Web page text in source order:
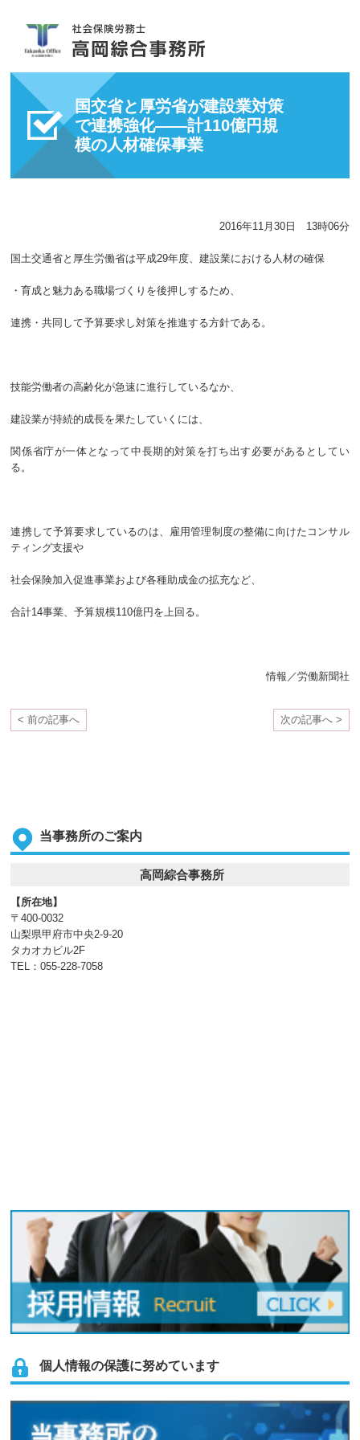
国交省と厚労省が建設業対策
で連携強化――計110億円規
模の人材確保事業
2016年11月30日 13時06分
国土交通省と厚生労働省は平成29年度、建設業における人材の確保
・育成と魅力ある職場づくりを後押しするため、
連携・共同して予算要求し対策を推進する方針である。
技能労働者の高齢化が急速に進行しているなか、
建設業が持続的成長を果たしていくには、
関係省庁が一体となって中長期的対策を打ち出す必要があるとしてい
る。
連携して予算要求しているのは、雇用管理制度の整備に向けたコンサル
ティング支援や
社会保険加入促進事業および各種助成金の拡充など、
合計14事業、予算規模110億円を上回る。
情報／労働新聞社
< 前の記事へ 次の記事へ >
当事務所のご案内
高岡綜合事務所
【所在地】
〒400-0032
山梨県甲府市中央2-9-20
タカオカビル2F
TEL：055-228-7058
個人情報の保護に努めています